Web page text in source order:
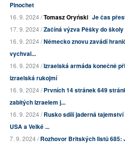
Pinochet
16. 9. 2024 /Tomasz Oryński Je čas
17. 9. 2024 /Začíná výzva Pěšky do školy
16. 9. 2024 /Německo znovu zavádí
vychval...
16. 9. 2024 /Izraelská armáda konečně
izraelská rukojmí
16. 9. 2024 /Prvních 14 stránek 649
zabitých Izraelem j...
16. 9. 2024 /Rusko sdílí jaderná
USA a Velké ...
7. 9. 2024 /Rozhovor Britských listů 685: